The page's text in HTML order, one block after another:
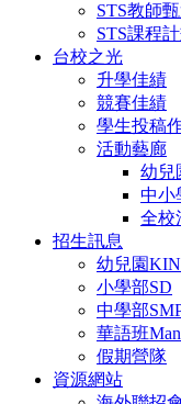
STS教師
STS課程
台校之光
升學佳績
競賽佳績
學生投稿
活動藝廊
幼兒
中小
全校
招生訊息
幼兒園
小學部SD
中學部
華語班
假期營隊
資源網站